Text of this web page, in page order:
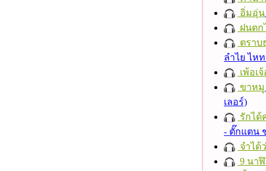
อิ่มอุ่น
ฝนตก
ตราบ
ลำไย ไห
เพ้อเ
ขาหมู
เลอร์)
รักได้
- ตั๊กแตน
จำได้
9 นา